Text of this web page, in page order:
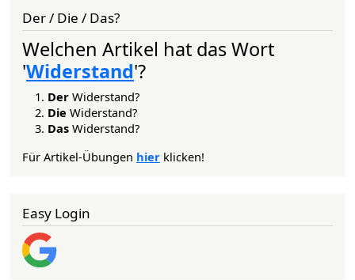
Der / Die / Das?
Welchen Artikel hat das Wort
'Widerstand'?
Der Widerstand?
Die Widerstand?
Das Widerstand?
Für Artikel-Übungen hier klicken!
Easy Login